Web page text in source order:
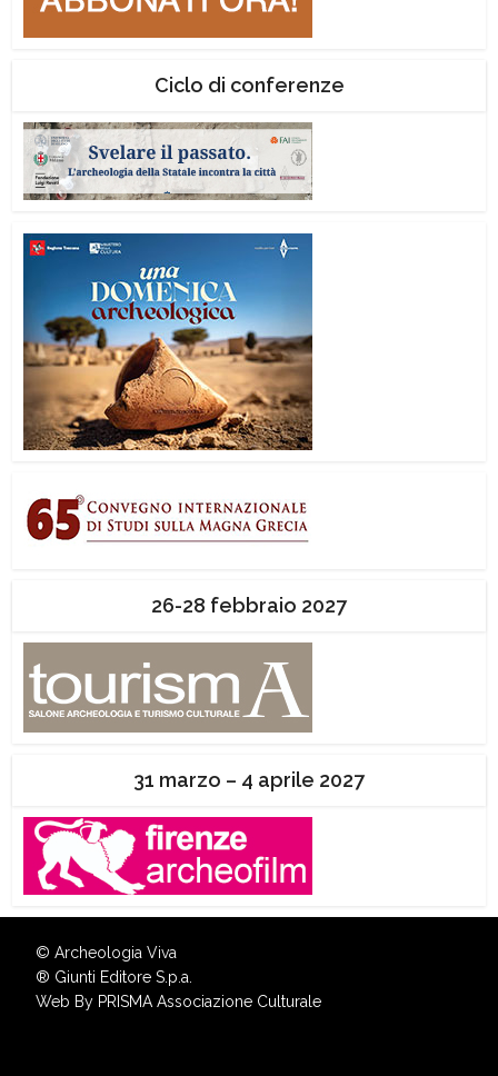
Ciclo di conferenze
26-28 febbraio 2027
31 marzo – 4 aprile 2027
© Archeologia Viva
® Giunti Editore S.p.a.
Web By PRISMA Associazione Culturale